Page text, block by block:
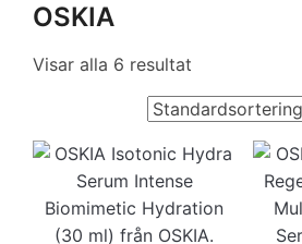
OSKIA
Visar alla 6 resultat